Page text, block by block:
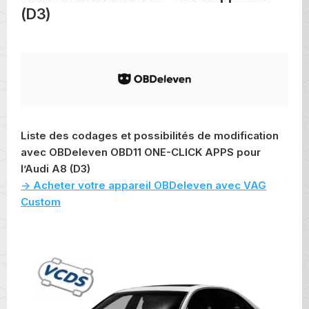
(D3)
Liste des codages et possibilités de modification
avec OBDeleven OBD11 ONE-CLICK APPS pour
l’Audi A8 (D3)
-> Acheter votre appareil OBDeleven avec VAG
Custom